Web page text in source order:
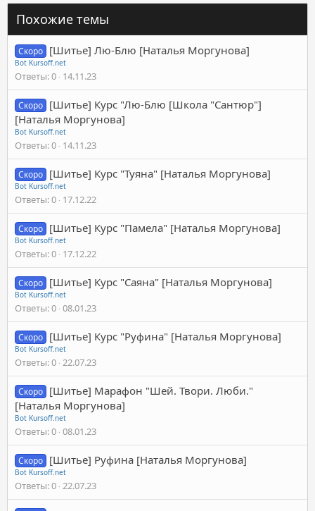
Похожие темы
Скоро [Шитье] Лю-Блю [Наталья Моргунова]
Bot Kursoff.net
Ответы 0 14.11.23
Скоро [Шитье] Курс "Лю-Блю [Школа "Сантюр"]
[Наталья Моргунова]
Bot Kursoff.net
Ответы 0 14.11.23
Скоро [Шитье] Курс "Туяна" [Наталья Моргунова]
Bot Kursoff.net
Ответы 0 17.12.22
Скоро [Шитье] Курс "Памела" [Наталья Моргунова]
Bot Kursoff.net
Ответы 0 17.12.22
Скоро [Шитье] Курс "Саяна" [Наталья Моргунова]
Bot Kursoff.net
Ответы 0 08.01.23
Скоро [Шитье] Курс "Руфина" [Наталья Моргунова]
Bot Kursoff.net
Ответы 0 22.07.23
Скоро [Шитье] Марафон "Шей. Твори. Люби."
[Наталья Моргунова]
Bot Kursoff.net
Ответы 0 08.01.23
Скоро [Шитье] Руфина [Наталья Моргунова]
Bot Kursoff.net
Ответы 0 22.07.23